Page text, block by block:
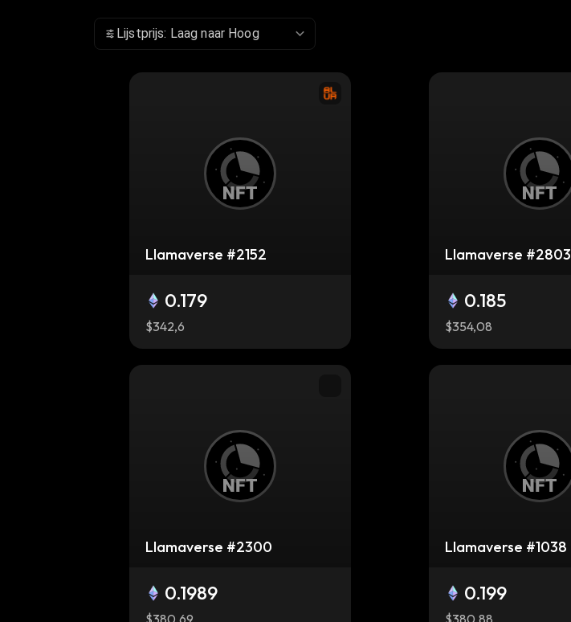
Lijstprijs: Laag naar Hoog
Llamaverse #2152
0.179
$342,6
Llamaverse #2803
0.185
$354,08
Llamaverse #2300
0.1989
$380,69
Llamaverse #1038
0.199
$380,88